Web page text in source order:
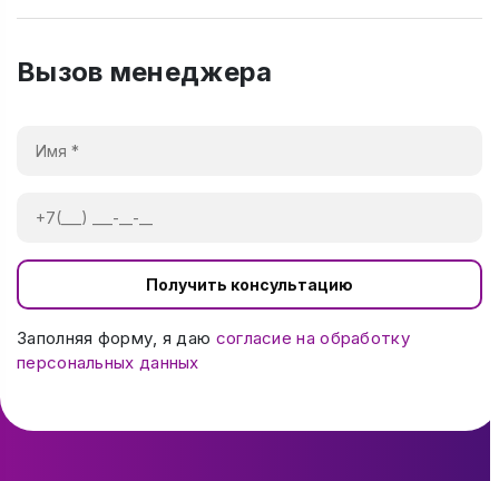
Вызов менеджера
Получить консультацию
Заполняя форму, я даю согласие на обработку
персональных данных